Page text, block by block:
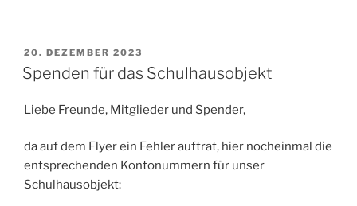
VERÖFFENTLICHT
AM
20. DEZEMBER 2023
Spenden für das Schulhausobjekt
Liebe Freunde, Mitglieder und Spender,
da auf dem Flyer ein Fehler auftrat, hier nocheinmal die
entsprechenden Kontonummern für unser
Schulhausobjekt: